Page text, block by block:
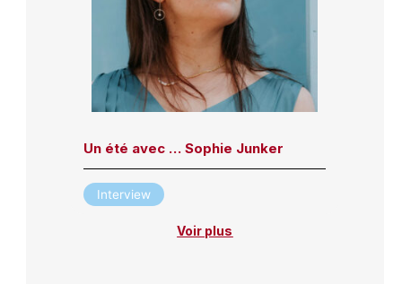
Un été avec … Sophie Junker
Interview
Voir plus